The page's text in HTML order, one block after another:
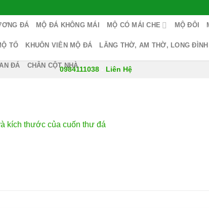
ĐÁ MỘ ĐÁ KHÔNG MÁI MỘ CÓ MÁI CHE MỘ ĐÔI
TỔ KHUÔN VIÊN MỘ ĐÁ LĂNG THỜ, AM THỜ, LONG ĐÌNH
ĐÁ CHÂN CỘT NHÀ
0984111038- Liên Hệ
kích thước của cuốn thư đá